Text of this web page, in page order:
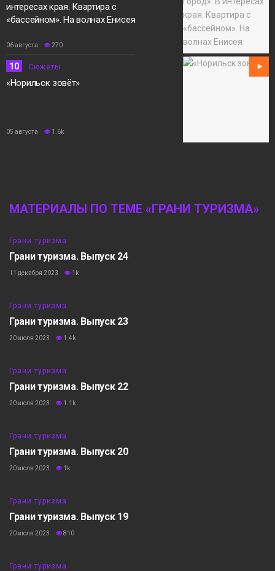
интересах края. Квартира с
«бассейном». На волнах Енисея
06 августа 270
10 Сюжеты
«Норильск зовёт»
05 августа 1.6k
МАТЕРИАЛЫ ПО ТЕМЕ «ГРАНИ ТУРИЗМА»
Грани туризма
Грани туризма. Выпуск 24
11 декабря 2023
1k
Грани туризма
Грани туризма. Выпуск 23
20 июля 2023
1.4k
Грани туризма
Грани туризма. Выпуск 22
20 июля 2023
1.1k
Грани туризма
Грани туризма. Выпуск 20
20 июля 2023
1k
Грани туризма
Грани туризма. Выпуск 19
20 июля 2023
810
Грани туризма